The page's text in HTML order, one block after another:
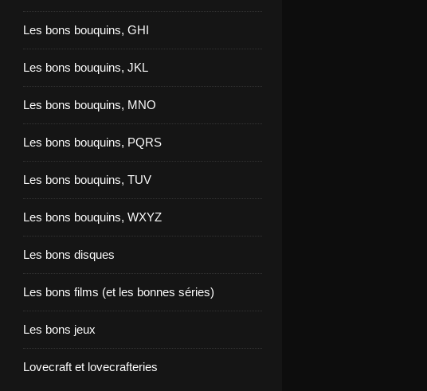
Les bons bouquins, GHI
Les bons bouquins, JKL
Les bons bouquins, MNO
Les bons bouquins, PQRS
Les bons bouquins, TUV
Les bons bouquins, WXYZ
Les bons disques
Les bons films (et les bonnes séries)
Les bons jeux
Lovecraft et lovecrafteries